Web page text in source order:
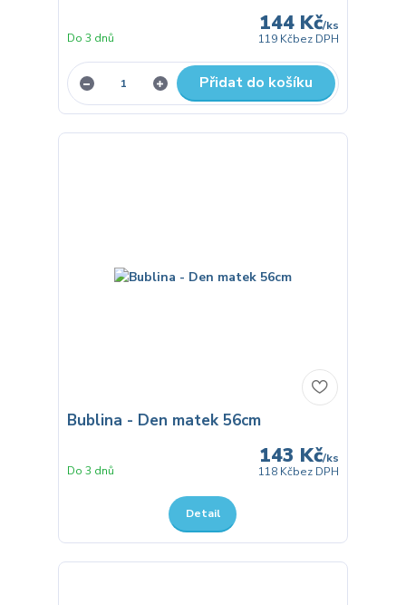
144 Kč/ks
119 Kčbez DPH
Do 3 dnů
Přidat do košíku
Bublina - Den matek 56cm
143 Kč/ks
118 Kčbez DPH
Do 3 dnů
Detail